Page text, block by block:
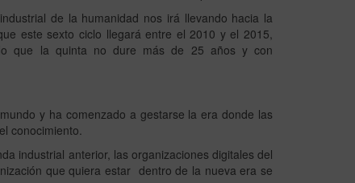
de la humanidad nos irá llevando hacia la
este sexto ciclo llegará entre el 2010 y el 2015,
que la quinta no dure más de 25 años y con
y ha comenzado a gestarse la era donde las
conocimiento.
industrial anterior, las organizaciones digitales del
que quiera estar dentro de la nueva era se